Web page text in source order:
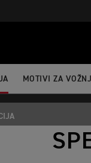
MOTIVI ZA